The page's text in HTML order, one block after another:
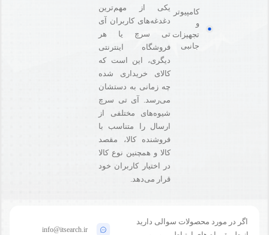
کامپیوتر
و
تجهیزات
جانبی
یکی از مهم‌ترین
دغدغه‌های کاربران آی
تی سرچ یا هر
فروشگاه‌ اینترنتی
دیگری، این است که
کالای خریداری شده
چه زمانی به دستشان
می‌رسد. آی تی سرچ
شیوه‌های مختلفی از
ارسال را متناسب با
فروشنده کالا،‌ مقصد
کالا و همچنین نوع کالا
در اختیار کاربران خود
قرار می‌دهد.
اگر در مورد محصولات سوالی دارید
info@itsearch.ir